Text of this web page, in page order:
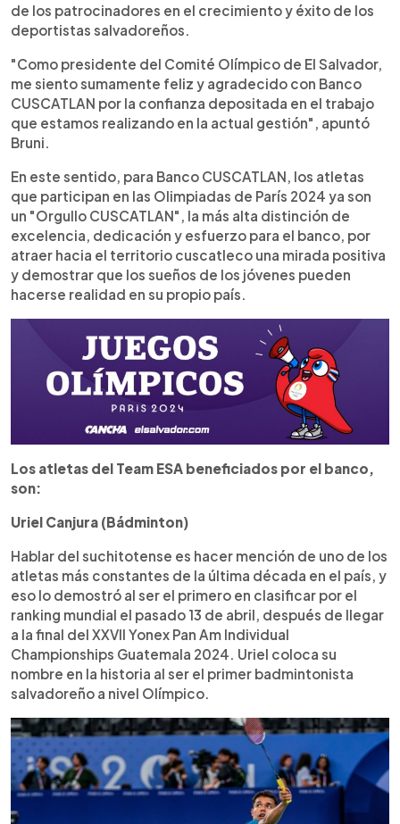
de los patrocinadores en el crecimiento y éxito de los
deportistas salvadoreños.
"Como presidente del Comité Olímpico de El Salvador,
me siento sumamente feliz y agradecido con Banco
CUSCATLAN por la confianza depositada en el trabajo
que estamos realizando en la actual gestión", apuntó
Bruni.
En este sentido, para Banco CUSCATLAN, los atletas
que participan en las Olimpiadas de París 2024 ya son
un "Orgullo CUSCATLAN", la más alta distinción de
excelencia, dedicación y esfuerzo para el banco, por
atraer hacia el territorio cuscatleco una mirada positiva
y demostrar que los sueños de los jóvenes pueden
hacerse realidad en su propio país.
Los atletas del Team ESA beneficiados por el banco,
son:
Uriel Canjura (Bádminton)
Hablar del suchitotense es hacer mención de uno de los
atletas más constantes de la última década en el país, y
eso lo demostró al ser el primero en clasificar por el
ranking mundial el pasado 13 de abril, después de llegar
a la final del XXVII Yonex Pan Am Individual
Championships Guatemala 2024. Uriel coloca su
nombre en la historia al ser el primer badmintonista
salvadoreño a nivel Olímpico.